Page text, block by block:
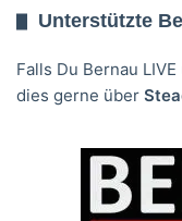
Unterstützte
Falls Du Bernau
dies gerne über